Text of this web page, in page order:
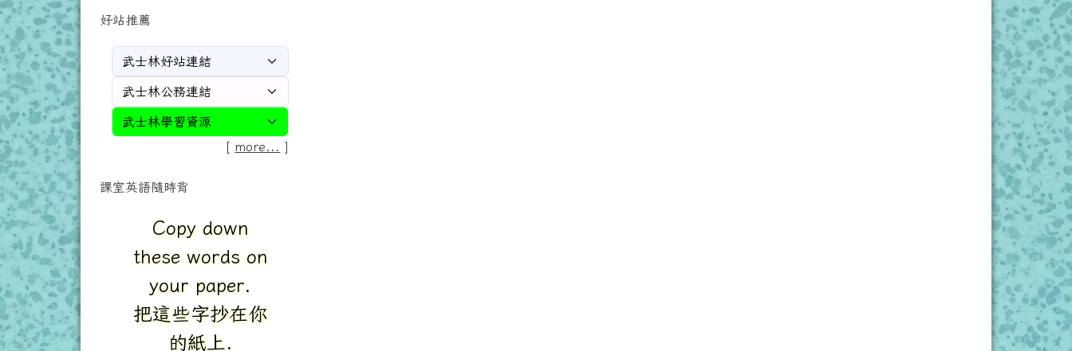
好站推薦
[ more... ]
課室英語隨時背
Please take out
your workbook.
請拿出你的習作
簿.